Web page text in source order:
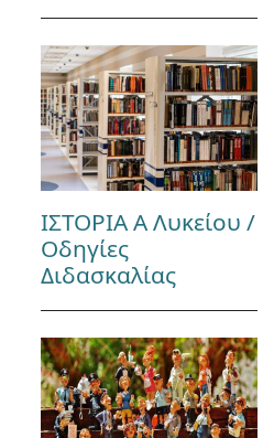
ΙΣΤΟΡΙΑ Α Λυκείου /
Οδηγίες
Διδασκαλίας